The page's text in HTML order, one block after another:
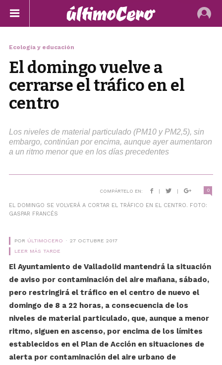
Ecología y educación
El domingo vuelve a
cerrarse el tráfico en el
centro
Los niveles de material particulado (PM10 y PM2,5), sin
embargo, continúan por encima, aunque ayer aumentaron
a un ritmo menor que en los días precedentes
COMPÁRTELO EN: | | 0
EL DOMINGO SE VOLVERÁ A CORTAR EL TRÁFICO EN EL CENTRO. FOTO:
GASPAR FRANCÉS
POR ÚLTIMOCERO
27 OCTUBRE 2017
LEER MÁS TARDE
El Ayuntamiento de Valladolid mantendrá la situación
de aviso por contaminación del aire mañana, sábado,
pero restringirá el tráfico en el centro de nuevo el
domingo de 8 a 22 horas, a consecuencia de los
niveles de material particulado, que, aunque a menor
ritmo, siguen en ascenso, por encima de los límites
establecidos en el Plan de Acción en situaciones de
alerta por contaminación del aire urbano de